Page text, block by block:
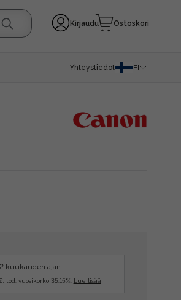
Kirjaudu Ostoskori
Yhteystiedot FI
kuukauden ajan.
tod. vuosikorko 35.15%. Lue lisää